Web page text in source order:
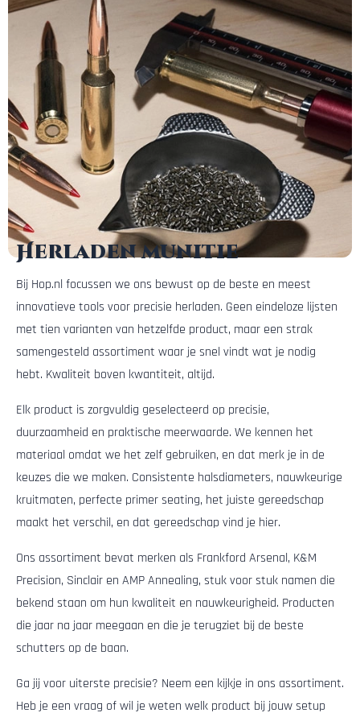
Herladen munitie
Bij Hop.nl focussen we ons bewust op de beste en meest
innovatieve tools voor precisie herladen. Geen eindeloze lijsten
met tien varianten van hetzelfde product, maar een strak
samengesteld assortiment waar je snel vindt wat je nodig
hebt. Kwaliteit boven kwantiteit, altijd.
Elk product is zorgvuldig geselecteerd op precisie,
duurzaamheid en praktische meerwaarde. We kennen het
materiaal omdat we het zelf gebruiken, en dat merk je in de
keuzes die we maken. Consistente halsdiameters, nauwkeurige
kruitmaten, perfecte primer seating, het juiste gereedschap
maakt het verschil, en dat gereedschap vind je hier.
Ons assortiment bevat merken als Frankford Arsenal, K&M
Precision, Sinclair en AMP Annealing, stuk voor stuk namen die
bekend staan om hun kwaliteit en nauwkeurigheid. Producten
die jaar na jaar meegaan en die je terugziet bij de beste
schutters op de baan.
Ga jij voor uiterste precisie? Neem een kijkje in ons assortiment.
Heb je een vraag of wil je weten welk product bij jouw setup